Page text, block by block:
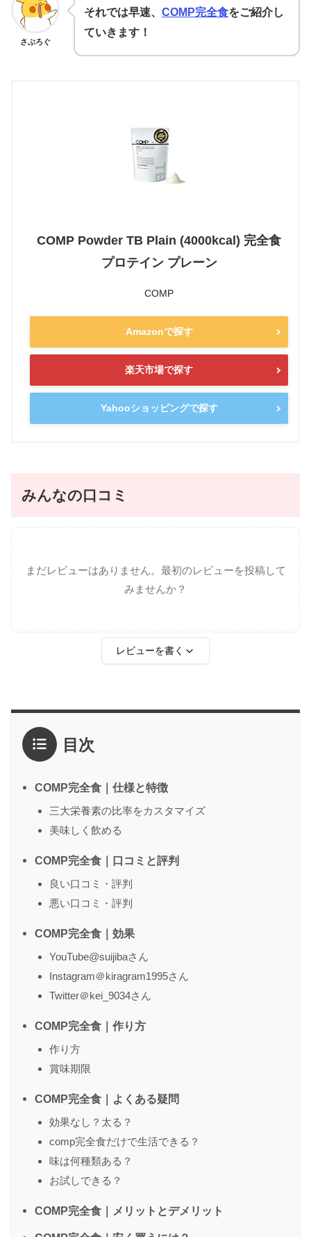
さぶろぐ
それでは早速、 COMP完全食をご紹介し
ていきます！
COMP Powder TB Plain (4000kcal) 完全食
プロテイン プレーン
COMP
Amazonで探す
楽天市場で探す
Yahooショッピングで探す
みんなの口コミ
まだレビューはありません。最初のレビューを投稿して
みませんか？
レビューを書く
4点
3点
2点
1点
感想 * 目次
COMP完全食｜仕様と特徴
三大栄養素の比率をカスタマイズ
美味しく飲める
COMP完全食｜口コミと評判
良い口コミ・評判
悪い口コミ・評判
COMP完全食｜効果
YouTube@suijibaさん
Instagram＠kiragram1995さん
Twitter＠kei_9034さん
COMP完全食｜作り方
作り方
賞味期限
COMP完全食｜よくある疑問
効果なし？太る？
comp完全食だけで生活できる？
味は何種類ある？
お試しできる？
COMP完全食｜メリットとデメリット